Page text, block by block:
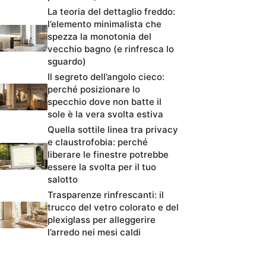
La teoria del dettaglio freddo:
l’elemento minimalista che
spezza la monotonia del
vecchio bagno (e rinfresca lo
sguardo)
Il segreto dell’angolo cieco:
perché posizionare lo
specchio dove non batte il
sole è la vera svolta estiva
Quella sottile linea tra privacy
e claustrofobia: perché
liberare le finestre potrebbe
essere la svolta per il tuo
salotto
Trasparenze rinfrescanti: il
trucco del vetro colorato e del
plexiglass per alleggerire
l’arredo nei mesi caldi